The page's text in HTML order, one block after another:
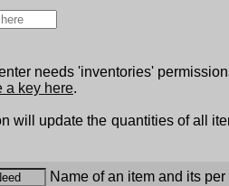
needs 'inventories'
a key here.
will update the quantities of all
Name of an item and its per